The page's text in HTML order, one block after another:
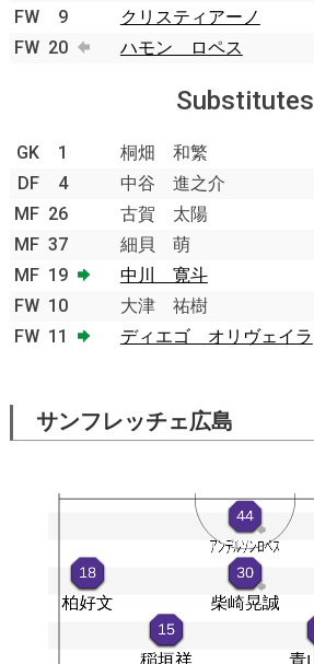
FW 9 クリスティアーノ
FW 20 ハモン ロペス
Substitutes
GK 1
桐畑 和繁
DF
4
中谷 進之介
MF 26
古賀 太陽
MF 37
細貝 萌
MF 19 中川 寛斗
FW 10
大津 祐樹
FW 11 ディエゴ オリヴェイラ
サンフレッチェ広島